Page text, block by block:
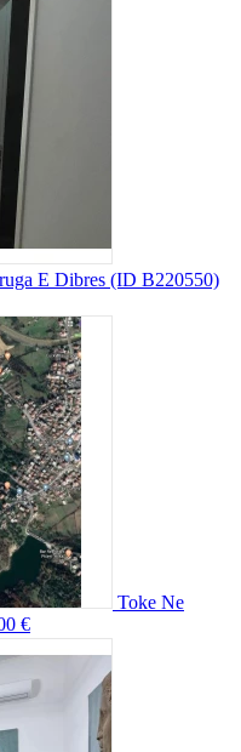
E Dibres (ID B220550)
Toke Ne
€